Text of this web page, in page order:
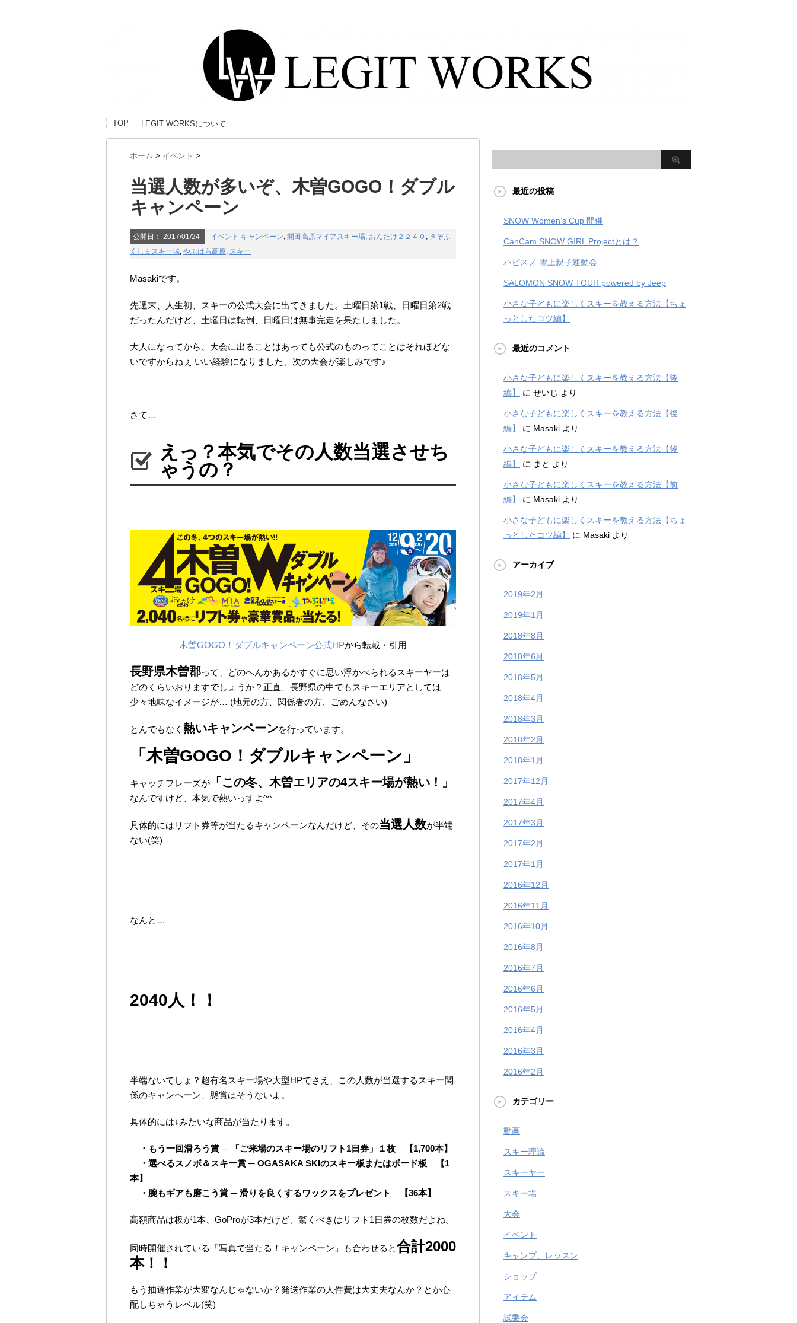
TOP LEGIT WORKSについて
ホーム > イベント >
当選人数が多いぞ、木曽GOGO！ダブル
キャンペーン
公開日： 2017/01/24 イベント キャンペーン, 開田高原マイアスキー場, おんたけ２２４０ , きそふ
くしまスキー場, やぶはら高原, スキー
Masakiです。
先週末、人生初、スキーの公式大会に出てきました。土曜日第1戦、日曜日第2戦
だったんだけど、土曜日は転倒、日曜日は無事完走を果たしました。
大人になってから、大会に出ることはあっても公式のものってことはそれほどな
いですからねぇ いい経験になりました、次の大会が楽しみです♪
さて…
えっ？本気でその人数当選させち
ゃうの？
木曽GOGO！ダブルキャンペーン公式HPから転載・引用
長野県木曽郡って、どのへんかあるかすぐに思い浮かべられるスキーヤーは
どのくらいおりますでしょうか？正直、長野県の中でもスキーエリアとしては
少々地味なイメージが… (地元の方、関係者の方、ごめんなさい)
とんでもなく 熱いキャンペーンを行っています。
「木曽GOGO！ダブルキャンペーン」
キャッチフレーズが 「この冬、木曽エリアの4スキー場が熱い！」
なんですけど、本気で熱いっすよ^^
具体的にはリフト券等が当たるキャンペーンなんだけど、その当選人数が半端
ない(笑)
なんと…
2040人！！
半端ないでしょ？超有名スキー場や大型HPでさえ、この人数が当選するスキー関
係のキャンペーン、懸賞はそうないよ。
具体的には↓みたいな商品が当たります。
・もう一回滑ろう賞 ─ 「ご来場のスキー場のリフト1日券」１枚 【1,700本】
・選べるスノボ＆スキー賞 ─ OGASAKA SKIのスキー板またはボード板 【1
本】
・腕もギアも磨こう賞 ─ 滑りを良くするワックスをプレゼント 【36本】
高額商品は板が1本、GoProが3本だけど、驚くべきはリフト1日券の枚数だよね。
同時開催されている「写真で当たる！キャンペーン」も合わせると合計2000
本！！
もう抽選作業が大変なんじゃないか？発送作業の人件費は大丈夫なんか？とか心
配しちゃうレベル(笑)
最近の投稿
SNOW Women’s Cup 開催
CanCam SNOW GIRL Projectとは？
ハピスノ 雪上親子運動会
SALOMON SNOW TOUR powered by Jeep
小さな子どもに楽しくスキーを教える方法【ちょ
っとしたコツ編】
最近のコメント
小さな子どもに楽しくスキーを教える方法【後
編】
に せいじ より
小さな子どもに楽しくスキーを教える方法【後
編】
に Masaki より
小さな子どもに楽しくスキーを教える方法【後
編】
に まと より
小さな子どもに楽しくスキーを教える方法【前
編】
に Masaki より
小さな子どもに楽しくスキーを教える方法【ちょ
っとしたコツ編】
に Masaki より
アーカイブ
2019年2月
2019年1月
2018年8月
2018年6月
2018年5月
2018年4月
2018年3月
2018年2月
2018年1月
2017年12月
2017年4月
2017年3月
2017年2月
2017年1月
2016年12月
2016年11月
2016年10月
2016年8月
2016年7月
2016年6月
2016年5月
2016年4月
2016年3月
2016年2月
カテゴリー
動画
スキー理論
スキーヤー
スキー場
大会
イベント
キャンプ、レッスン
ショップ
アイテム
試乗会